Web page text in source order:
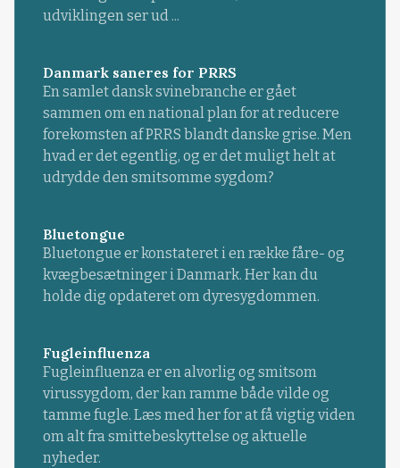
udviklingen ser ud ...
Danmark saneres for PRRS
En samlet dansk svinebranche er gået
sammen om en national plan for at reducere
forekomsten af PRRS blandt danske grise. Men
hvad er det egentlig, og er det muligt helt at
udrydde den smitsomme sygdom?
Bluetongue
Bluetongue er konstateret i en række fåre- og
kvægbesætninger i Danmark. Her kan du
holde dig opdateret om dyresygdommen.
Fugleinfluenza
Fugleinfluenza er en alvorlig og smitsom
virussygdom, der kan ramme både vilde og
tamme fugle. Læs med her for at få vigtig viden
om alt fra smittebeskyttelse og aktuelle
nyheder.